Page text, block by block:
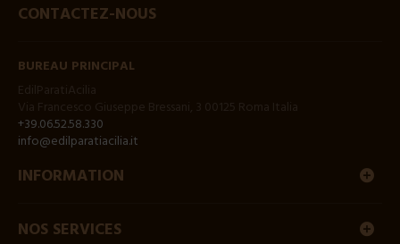
CONTACTEZ-NOUS
BUREAU PRINCIPAL
+39.06.52.58.330
info@edilparatiacilia.it
INFORMATION
NOS SERVICES